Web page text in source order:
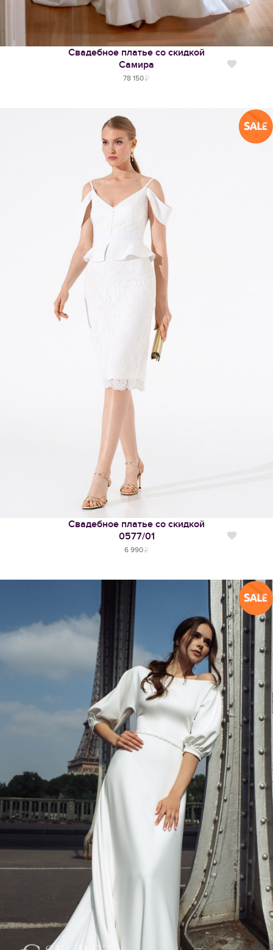
Свадебное платье со скидкой
Самира
78 150
Свадебное платье со скидкой
0577/01
6 990